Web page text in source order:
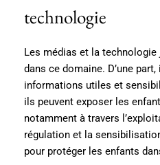
technologie
Les médias et la
dans ce domaine. D’une
informations utiles et
ils peuvent exposer les
notamment à travers
régulation et la
pour protéger les enfants